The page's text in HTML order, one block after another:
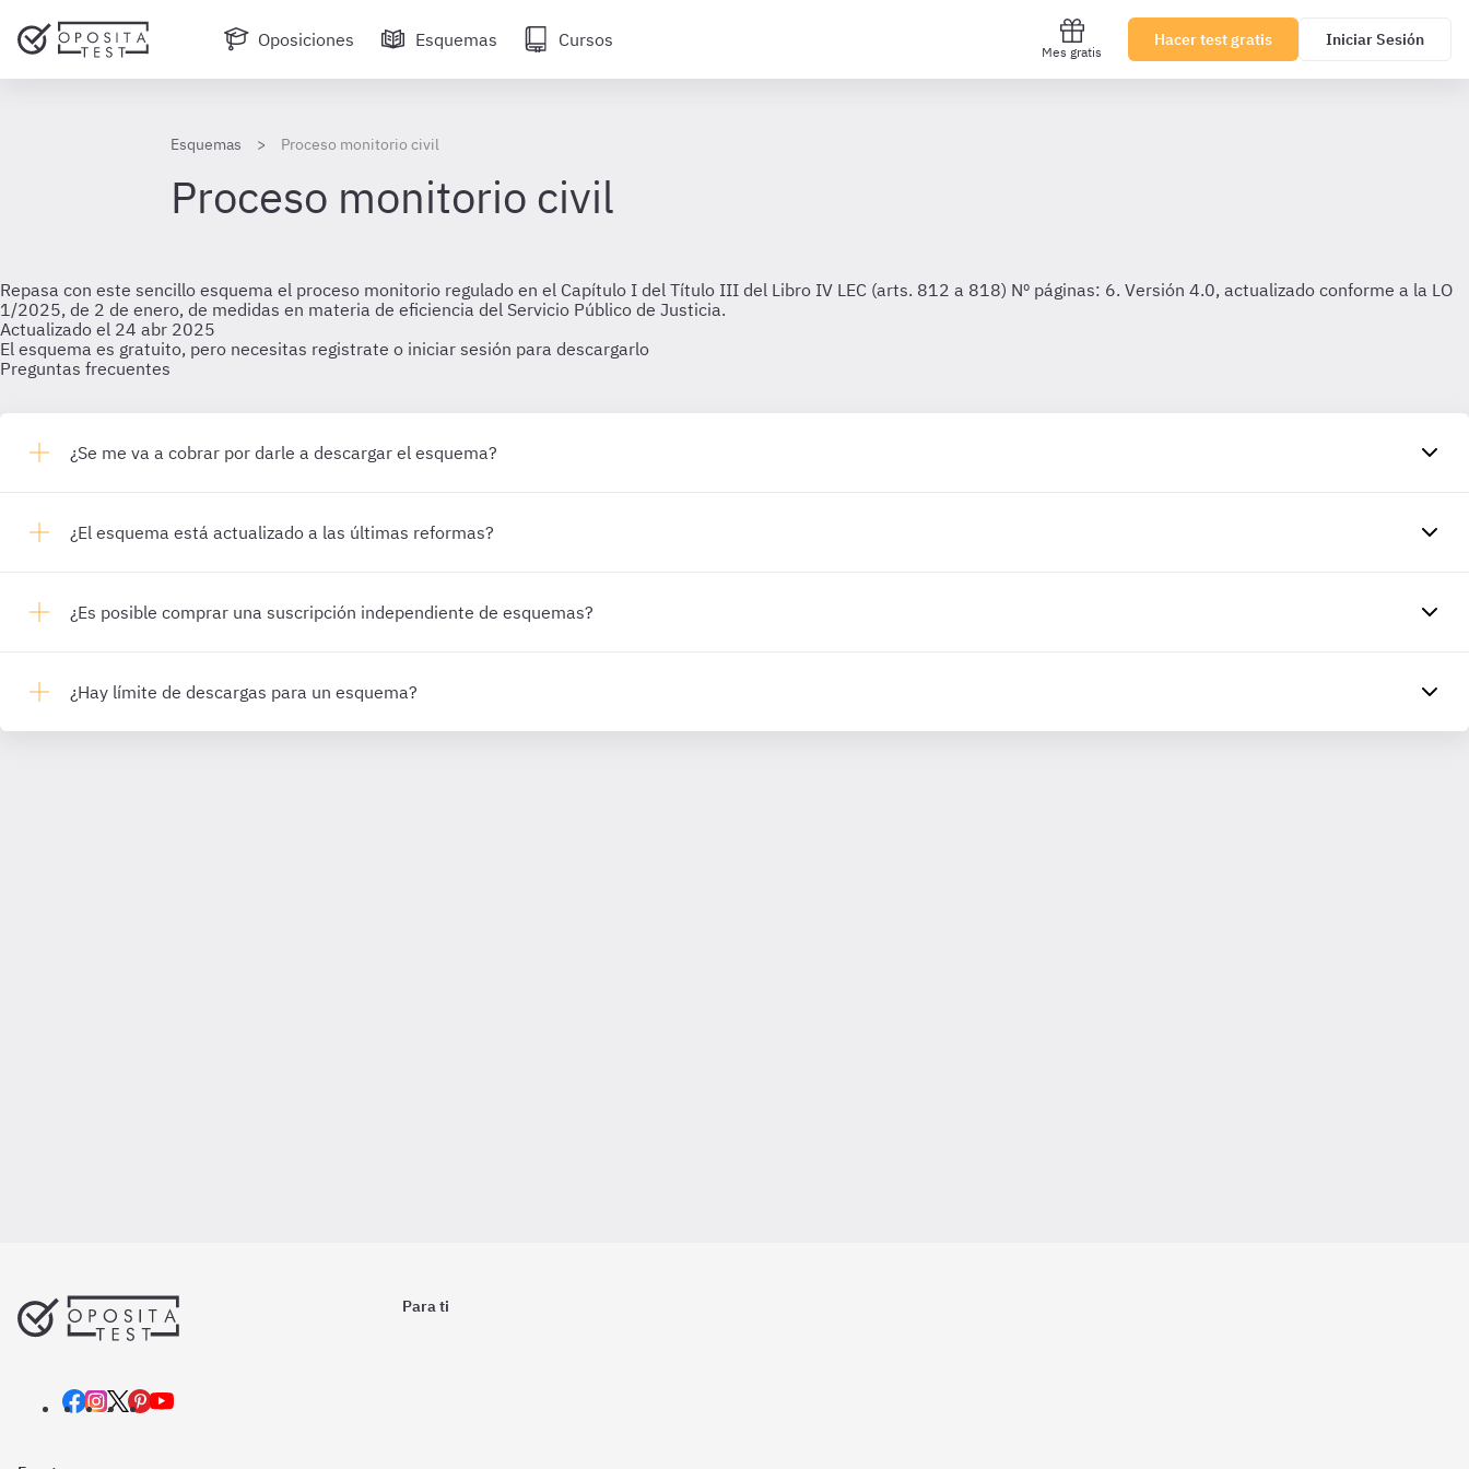
Oposiciones Esquemas Cursos
Mes gratis
Hacer test gratis Iniciar Sesión
Esquemas Proceso monitorio civil
Proceso monitorio civil
Repasa con este sencillo esquema el proceso monitorio regulado en el Capítulo I del Título III del Libro IV LEC (arts. 812 a 818) Nº páginas: 6. Versión 4.0, actualizado conforme a la LO
1/2025, de 2 de enero, de medidas en materia de eficiencia del Servicio Público de Justicia.
Actualizado el 24 abr 2025
El esquema es gratuito, pero necesitas registrate o iniciar sesión para descargarlo
Preguntas frecuentes
¿Se me va a cobrar por darle a descargar el esquema?
¿El esquema está actualizado a las últimas reformas?
¿Es posible comprar una suscripción independiente de esquemas?
¿Hay límite de descargas para un esquema?
Para ti